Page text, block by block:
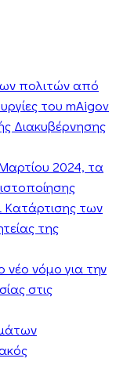
πολιτών από
του mAigov
Διακυβέρνησης
2024, τα
Κατάρτισης των
της
νέο νόμο για την
στις